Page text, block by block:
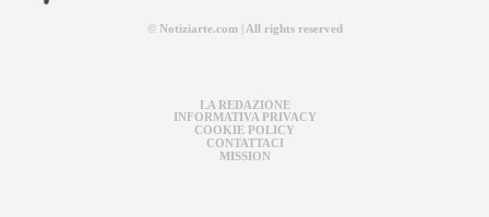
© Notiziarte.com | All rights reserved
LA REDAZIONE
INFORMATIVA PRIVACY
COOKIE POLICY
CONTATTACI
MISSION